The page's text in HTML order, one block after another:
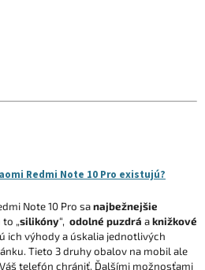
Redmi Note 10 Pro existujú?
Note 10 Pro sanajbežnejšie
to „silikóny“, odolné puzdrá aknižkové
ich výhody a úskalia jednotlivých
Tieto 3 druhy obalov na mobil ale
telefón chrániť. Ďalšími možnosťami